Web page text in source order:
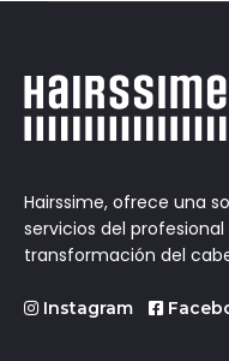
Hairssime, ofrece una
servicios del
transformación del
Instagram